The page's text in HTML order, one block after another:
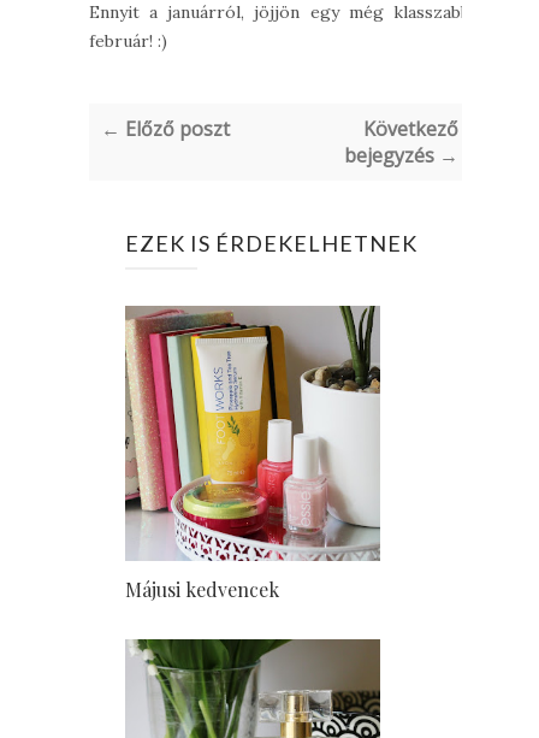
Ennyit a januárról, jöjjön egy még klasszabb
február! :)
← Előző poszt
Következő
bejegyzés →
EZEK IS ÉRDEKELHETNEK
Májusi kedvencek